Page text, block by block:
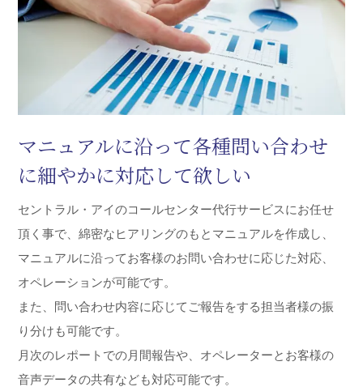
マニュアルに沿って各種問い合わせ
に細やかに対応して欲しい
セントラル・アイのコールセンター代行サービスにお任せ
頂く事で、綿密なヒアリングのもとマニュアルを作成し、
マニュアルに沿ってお客様のお問い合わせに応じた対応、
オペレーションが可能です。
また、問い合わせ内容に応じてご報告をする担当者様の振
り分けも可能です。
月次のレポートでの月間報告や、オペレーターとお客様の
音声データの共有なども対応可能です。